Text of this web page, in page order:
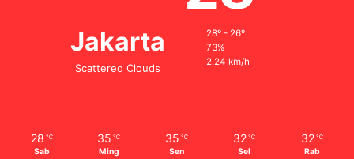
Jakarta
Scattered Clouds
28º - 26º
73%
2.24 km/h
28 ℃
Sab
35 ℃
Ming
35 ℃
Sen
32 ℃
Sel
32 ℃
Rab